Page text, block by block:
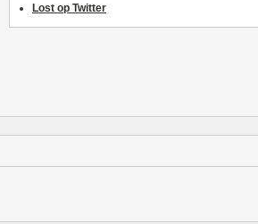
Lost op Twitter